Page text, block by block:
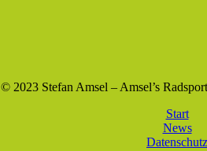
© 2023 Stefan Amsel – Amsel’s
Start
News
Datenschutz